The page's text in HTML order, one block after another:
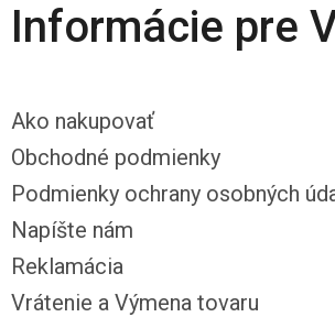
Informácie pre
Ako nakupovať
Obchodné podmienky
Podmienky ochrany osobných
Napíšte nám
Reklamácia
Vrátenie a Výmena tovaru